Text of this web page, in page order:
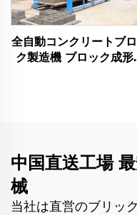
全自動コンクリートブ
ク製造機 ブロック成形
中国直送工場
械
当社は直営のブリッ